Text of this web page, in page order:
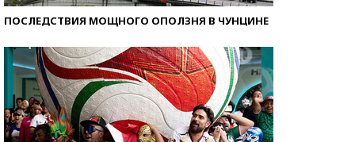
ПОСЛЕДСТВИЯ МОЩНОГО ОПОЛЗНЯ В ЧУНЦИНЕ